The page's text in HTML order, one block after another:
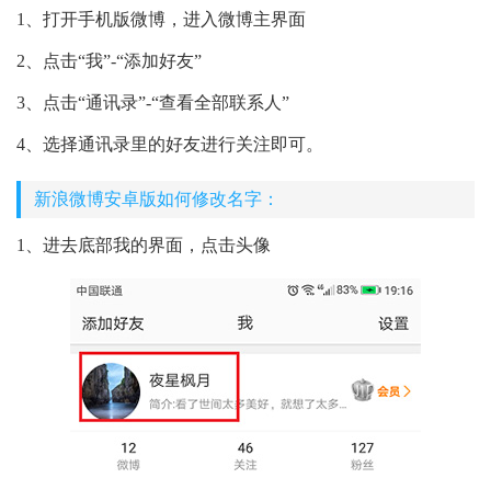
1、打开手机版微博，进入微博主界面
2、点击“我”-“添加好友”
3、点击“通讯录”-“查看全部联系人”
4、选择通讯录里的好友进行关注即可。
新浪微博安卓版如何修改名字：
1、进去底部我的界面，点击头像